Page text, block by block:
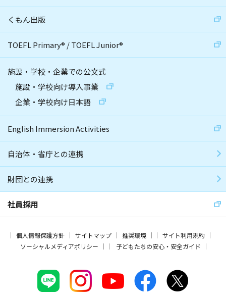
くもん出版
TOEFL Primary® /TOEFL Junior®
施設・学校・企業での公文式
施設・学校向け導入事業
企業・学校向け日本語
English Immersion Activities
自治体・省庁との連携
財団との連携
社員採用
個人情報保護方針 サイトマップ 推奨環境
サイト利用規約
ソーシャルメディアポリシー
子どもたちの安心・安全ガイド